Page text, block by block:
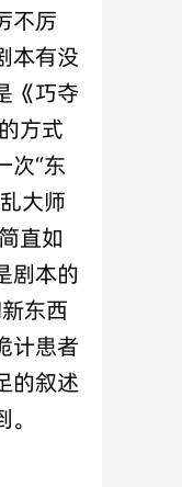
不厉
本有没
《巧夺
方式
次“东
大师
直如
剧本的
东西
计患者
的叙述